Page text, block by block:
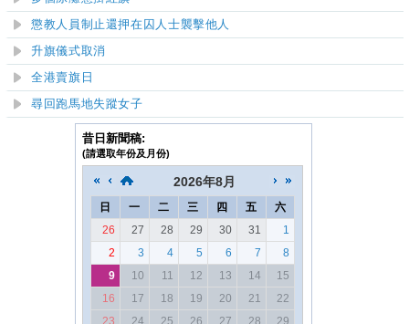
懲教人員制止還押在囚人士襲擊他人
升旗儀式取消
全港賣旗日
尋回跑馬地失蹤女子
昔日新聞稿:
(請選取年份及月份)
2026年8月
日 一 二 三 四 五
六
26
27 28 29 30 31
1
2
3 4 5 6 7
8
9
10 11 12 13 14
15
16
17 18 19 20 21
22
23
24 25 26 27 28 29